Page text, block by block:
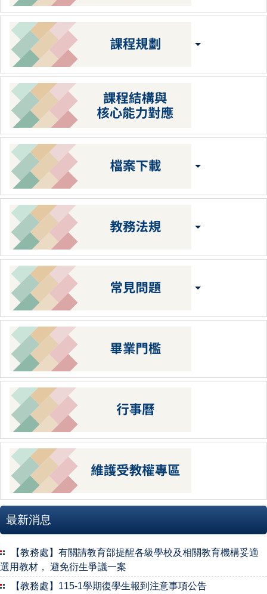
最新消息
【教務處】有關請教育部提醒各級學校及相關教育機構妥適
選用教材， 避免衍生爭議一案
【教務處】115-1學期復學生報到注意事項公告